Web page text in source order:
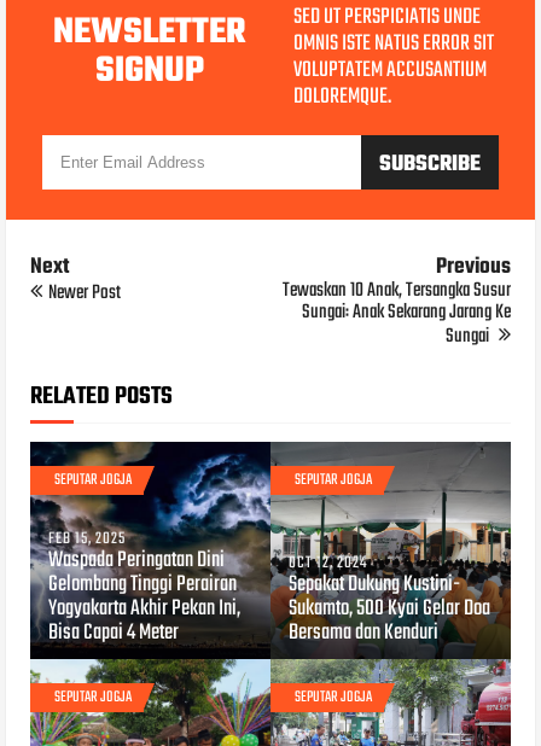
NEWSLETTER
SIGNUP
SED UT PERSPICIATIS UNDE
OMNIS ISTE NATUS ERROR SIT
VOLUPTATEM ACCUSANTIUM
DOLOREMQUE.
Next
Newer Post
Previous
Tewaskan 10 Anak, Tersangka Susur
Sungai: Anak Sekarang Jarang Ke
Sungai
RELATED POSTS
SEPUTAR JOGJA
FEB 15, 2025
Waspada Peringatan Dini
Gelombang Tinggi Perairan
Yogyakarta Akhir Pekan Ini,
Bisa Capai 4 Meter
SEPUTAR JOGJA
OCT 12, 2024
Sepakat Dukung Kustini-
Sukamto, 500 Kyai Gelar Doa
Bersama dan Kenduri
SEPUTAR JOGJA SEPUTAR JOGJA